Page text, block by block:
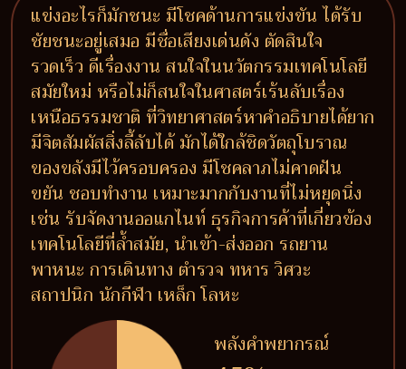
แข่งอะไรก็มักชนะ มีโชคด้านการแข่งขัน ได้รับ
ชัยชนะอยู่เสมอ มีชื่อเสียงเด่นดัง ตัดสินใจ
รวดเร็ว ดีเรื่องงาน สนใจในนวัตกรรมเทคโนโลยี
สมัยใหม่ หรือไม่ก็สนใจในศาสตร์เร้นลับเรื่อง
เหนือธรรมชาติ ที่วิทยาศาสตร์หาคำอธิบายได้ยาก
มีจิตสัมผัสสิ่งลี้ลับได้ มักได้ใกล้ชิดวัตถุโบราณ
ของขลังมีไว้ครอบครอง มีโชคลาภไม่คาดฝัน
ขยัน ชอบทำงาน เหมาะมากกับงานที่ไม่หยุดนิ่ง
เช่น รับจัดงานออแกไนท์ ธุรกิจการค้าที่เกี่ยวข้อง
เทคโนโลยีที่ล้ำสมัย, นำเข้า-ส่งออก รถยาน
พาหนะ การเดินทาง ตำรวจ ทหาร วิศวะ
สถาปนิก นักกีฬา เหล็ก โลหะ
พลังคำพยากรณ์